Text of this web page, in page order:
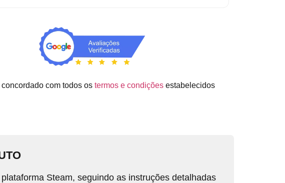
com todos os termos e condições estabelecidos
Steam, seguindo as instruções detalhadas